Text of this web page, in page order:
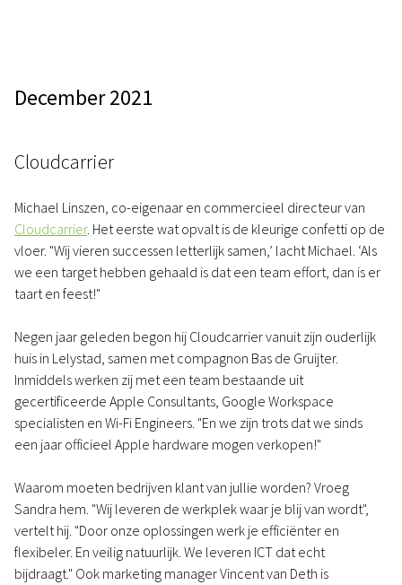
December 2021
Cloudcarrier
Michael Linszen, co-eigenaar en commercieel directeur van
Cloudcarrier. Het eerste wat opvalt is de kleurige confetti op de
vloer. "Wij vieren successen letterlijk samen,’ lacht Michael. ‘Als
we een target hebben gehaald is dat een team effort, dan is er
taart en feest!"
Negen jaar geleden begon hij Cloudcarrier vanuit zijn ouderlijk
huis in Lelystad, samen met compagnon Bas de Gruijter.
Inmiddels werken zij met een team bestaande uit
gecertificeerde Apple Consultants, Google Workspace
specialisten en Wi-Fi Engineers. "En we zijn trots dat we sinds
een jaar officieel Apple hardware mogen verkopen!"
Waarom moeten bedrijven klant van jullie worden? Vroeg
Sandra hem. "Wij leveren de werkplek waar je blij van wordt",
vertelt hij. "Door onze oplossingen werk je efficiënter en
flexibeler. En veilig natuurlijk. We leveren ICT dat echt
bijdraagt." Ook marketing manager Vincent van Deth is